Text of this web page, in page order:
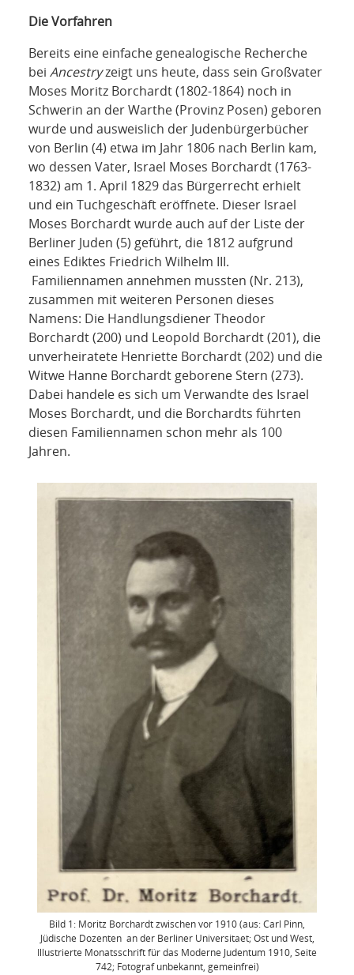
Die Vorfahren
Bereits eine einfache genealogische Recherche
bei Ancestryzeigt uns heute, dass sein Großvater
Moses Moritz Borchardt (1802-1864) noch in
Schwerin an der Warthe (Provinz Posen) geboren
wurde und ausweislich der Judenbürgerbücher
von Berlin (4) etwa im Jahr 1806 nach Berlin kam,
wo dessen Vater, Israel Moses Borchardt (1763-
1832) am 1. April 1829 das Bürgerrecht erhielt
und ein Tuchgeschäft eröffnete. Dieser Israel
Moses Borchardt wurde auch auf der Liste der
Berliner Juden (5) geführt, die 1812 aufgrund
eines Ediktes Friedrich Wilhelm III.
Familiennamen annehmen mussten (Nr. 213),
zusammen mit weiteren Personen dieses
Namens: Die Handlungsdiener Theodor
Borchardt (200) und Leopold Borchardt (201), die
unverheiratete Henriette Borchardt (202) und die
Witwe Hanne Borchardt geborene Stern (273).
Dabei handele es sich um Verwandte des Israel
Moses Borchardt, und die Borchardts führten
diesen Familiennamen schon mehr als 100
Jahren.
Bild 1: Moritz Borchardt zwischen vor 1910 (aus: Carl Pinn,
Jüdische Dozenten an der Berliner Universitaet; Ost und West,
Illustrierte Monatsschrift für das Moderne Judentum 1910, Seite
742; Fotograf unbekannt, gemeinfrei)